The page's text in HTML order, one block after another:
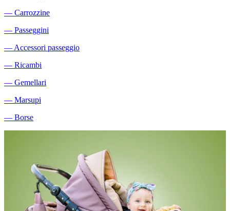
― Carrozzine
― Passeggini
― Accessori passeggio
― Ricambi
― Gemellari
― Marsupi
― Borse